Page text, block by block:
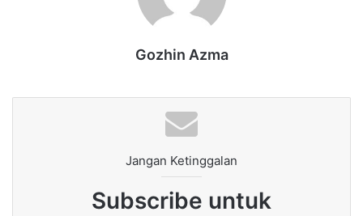
Gozhin Azma
Jangan Ketinggalan
Subscribe untuk